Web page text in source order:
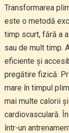
Transformarea
este o metodă
timp scurt, fără a
sau de mult timp.
eficiente și
pregătire fizică.
mare în timpul
mai multe calorii
cardiovasculară.
într-un